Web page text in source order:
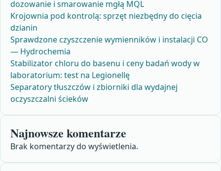
dozowanie i smarowanie mgłą MQL
Krojownia pod kontrolą: sprzęt niezbędny do cięcia
dzianin
Sprawdzone czyszczenie wymienników i instalacji CO
— Hydrochemia
Stabilizator chloru do basenu i ceny badań wody w
laboratorium: test na Legionellę
Separatory tłuszczów i zbiorniki dla wydajnej
oczyszczalni ścieków
Najnowsze komentarze
Brak komentarzy do wyświetlenia.